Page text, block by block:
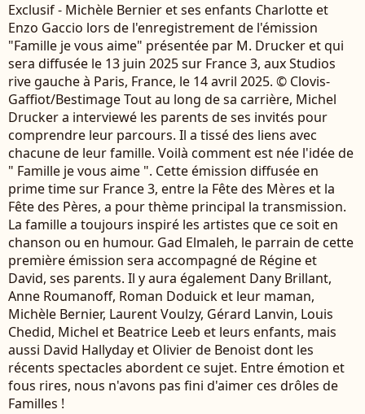
Exclusif - Michèle Bernier et ses enfants Charlotte et
Enzo Gaccio lors de l'enregistrement de l'émission
"Famille je vous aime" présentée par M. Drucker et qui
sera diffusée le 13 juin 2025 sur France 3, aux Studios
rive gauche à Paris, France, le 14 avril 2025. © Clovis-
Gaffiot/Bestimage Tout au long de sa carrière, Michel
Drucker a interviewé les parents de ses invités pour
comprendre leur parcours. Il a tissé des liens avec
chacune de leur famille. Voilà comment est née l'idée de
" Famille je vous aime ". Cette émission diffusée en
prime time sur France 3, entre la Fête des Mères et la
Fête des Pères, a pour thème principal la transmission.
La famille a toujours inspiré les artistes que ce soit en
chanson ou en humour. Gad Elmaleh, le parrain de cette
première émission sera accompagné de Régine et
David, ses parents. Il y aura également Dany Brillant,
Anne Roumanoff, Roman Doduick et leur maman,
Michèle Bernier, Laurent Voulzy, Gérard Lanvin, Louis
Chedid, Michel et Beatrice Leeb et leurs enfants, mais
aussi David Hallyday et Olivier de Benoist dont les
récents spectacles abordent ce sujet. Entre émotion et
fous rires, nous n'avons pas fini d'aimer ces drôles de
Familles !